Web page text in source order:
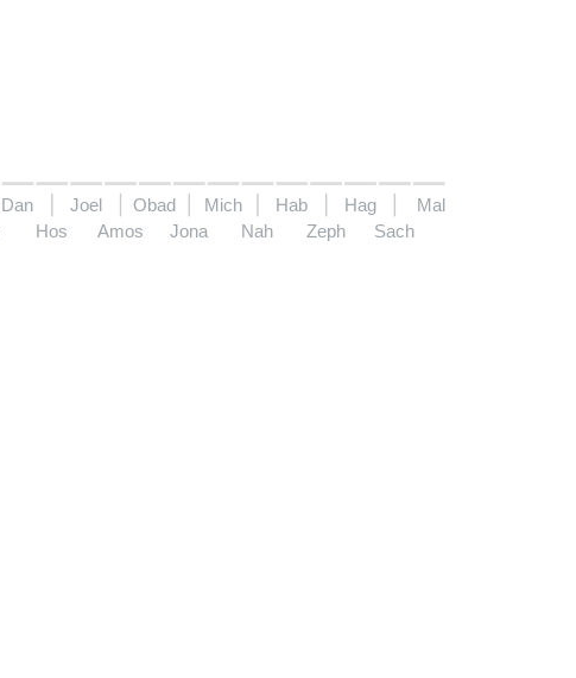
Dan
Hos
Joel
Amos
Obad
Jona
Mich
Nah
Hab
Zeph
Hag
Sach
Mal